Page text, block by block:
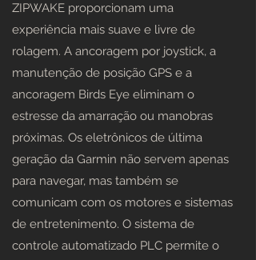
ZIPWAKE proporcionam uma
experiência mais suave e livre de
rolagem. A ancoragem por joystick, a
manutenção de posição GPS e a
ancoragem Birds Eye eliminam o
estresse da amarração ou manobras
próximas. Os eletrônicos de última
geração da Garmin não servem apenas
para navegar, mas também se
comunicam com os motores e sistemas
de entretenimento. O sistema de
controle automatizado PLC permite o